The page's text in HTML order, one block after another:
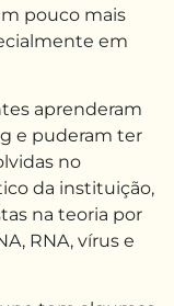
pouco mais
em
aprenderam
e puderam ter
no
da instituição,
na teoria por
RNA, vírus e